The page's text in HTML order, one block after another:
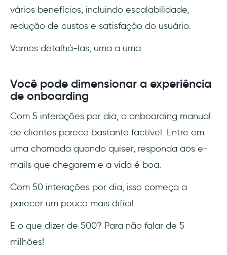
vários benefícios, incluindo escalabilidade,
redução de custos e satisfação do usuário.
Vamos detalhá-las, uma a uma.
Você pode dimensionar a experiência
de onboarding
Com 5 interações por dia, o onboarding manual
de clientes parece bastante factível. Entre em
uma chamada quando quiser, responda aos e-
mails que chegarem e a vida é boa.
Com 50 interações por dia, isso começa a
parecer um pouco mais difícil.
E o que dizer de 500? Para não falar de 5
milhões!